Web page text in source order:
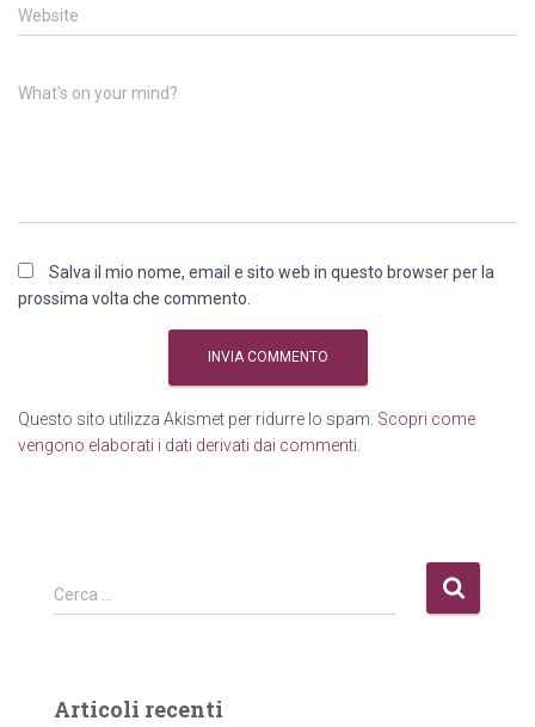
Website
What's on your mind?
Salva il mio nome, email e sito web in questo browser per la
prossima volta che commento.
Questo sito utilizza Akismet per ridurre lo spam. Scopri come
vengono elaborati i dati derivati dai commenti
R
i
c
Cerca …
Articoli recenti